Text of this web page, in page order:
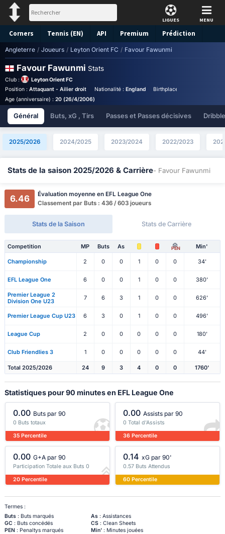
LIGUES MENU
Corners Tennis (EN) API Premium Prédiction
Angleterre / Joueurs / Leyton Orient FC / Favour Fawunmi
Favour Fawunmi Stats
Club :
Leyton Orient FC
Position : Attaquant - Ailier droit Nationalité : England Birthplace :
Age (anniversaire) : 20 (26/4/2006)
Général Buts, xG , Tirs Passes et Passes décisives
2025/2026 2024/2025 2023/2024 2022/2023
Stats de la saison 2025/2026 & Carrière- Favour Fawunmi
6.46
Évaluation moyenne en EFL League One
Classement par Buts : 436 / 603 joueurs
Stats de la Saison Stats de Carrière
Competition MP Buts As PEN Min'
Championship 2 0 0 1 0 0 34'
EFL League One 6 0 0 1 0 0 380'
Premier League 2
Division One U23
7 6 3 1 0 0 626'
Premier League Cup U23 6 3 0 1 0 0 496'
League Cup 2 0 0 0 0 0 180'
Club Friendlies 3 1 0 0 0 0 0 44'
Total 2025/2026 24 9 3 4 0 0 1760'
Statistiques pour 90 minutes en EFL League One
0.00 Buts par 90
0 Buts totaux
35 Percentile
0.00 Assists par 90
0 Total d'Assists
36 Percentile
0.00 G+A par 90
Participation Totale aux Buts 0
20 Percentile
0.14 xG par 90'
0.57 Buts Attendus
60 Percentile
Termes :
Buts: Buts marqués As: Assistances
GC : Buts concédés CS: Clean Sheets
PEN: Penaltys marqués Min': Minutes jouées